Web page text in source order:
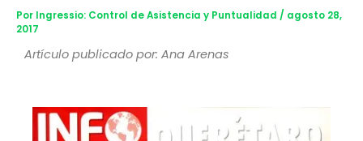
Por Ingressio: Control de Asistencia y Puntualidad / agosto 28,
2017
Artículo publicado por: Ana Arenas